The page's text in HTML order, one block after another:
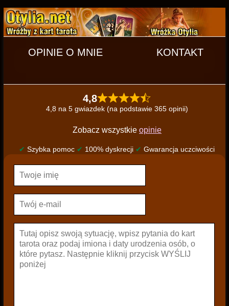
OPINIE O MNIE KONTAKT
4,8
4,8 na 5 gwiazdek (na podstawie 365 opinii)
Zobacz wszystkie opinie
✔ Szybka pomoc ✔ 100% dyskrecji ✔ Gwarancja uczciwości